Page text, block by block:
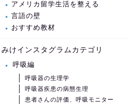
アメリカ留学生活を整える
言語の壁
おすすめ教材
みけインスタグラムカテゴリ
呼吸編
呼吸器の生理学
呼吸器疾患の病態生理
患者さんの評価、呼吸モニター